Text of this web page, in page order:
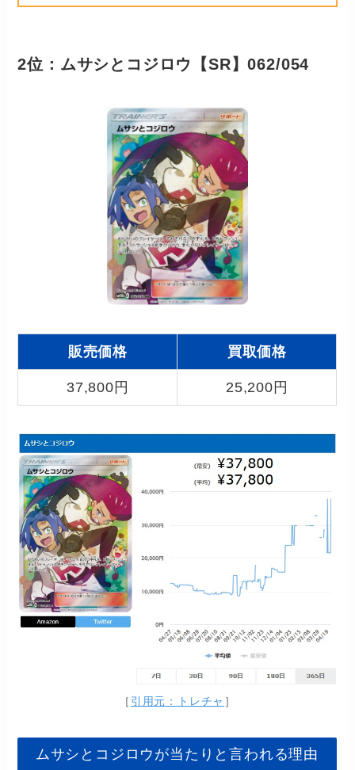
2位：ムサシとコジロウ【SR】062/054
販売価格 買取価格
37,800円 25,200円
［ 引用元：トレチャ ］
ムサシとコジロウが当たりと言われる理由